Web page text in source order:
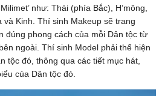
như: Thái (phía Bắc), H’mông,
và Kinh. Thí sinh Makeup sẽ trang
đúng phong cách của mỗi Dân tộc từ
ngoài. Thí sinh Model phải thể hiện
tộc đó, thông qua các tiết mục hát,
của Dân tộc đó.